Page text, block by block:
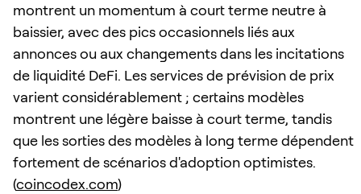
montrent un momentum à court terme neutre à
baissier, avec des pics occasionnels liés aux
annonces ou aux changements dans les incitations
de liquidité DeFi. Les services de prévision de prix
varient considérablement ; certains modèles
montrent une légère baisse à court terme, tandis
que les sorties des modèles à long terme dépendent
fortement de scénarios d'adoption optimistes.
(coincodex.com)